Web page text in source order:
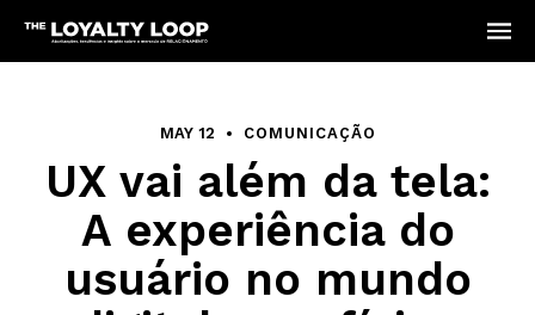
MAY 12 COMUNICAÇÃO
UX vai além da tela:
A experiência do
usuário no mundo